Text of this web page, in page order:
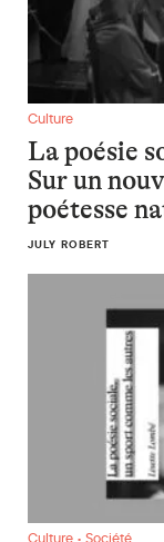
La poésie
Culture
La poésie
Sur un
poétesse
JULY ROBERT
La belgitude,
Culture • Société